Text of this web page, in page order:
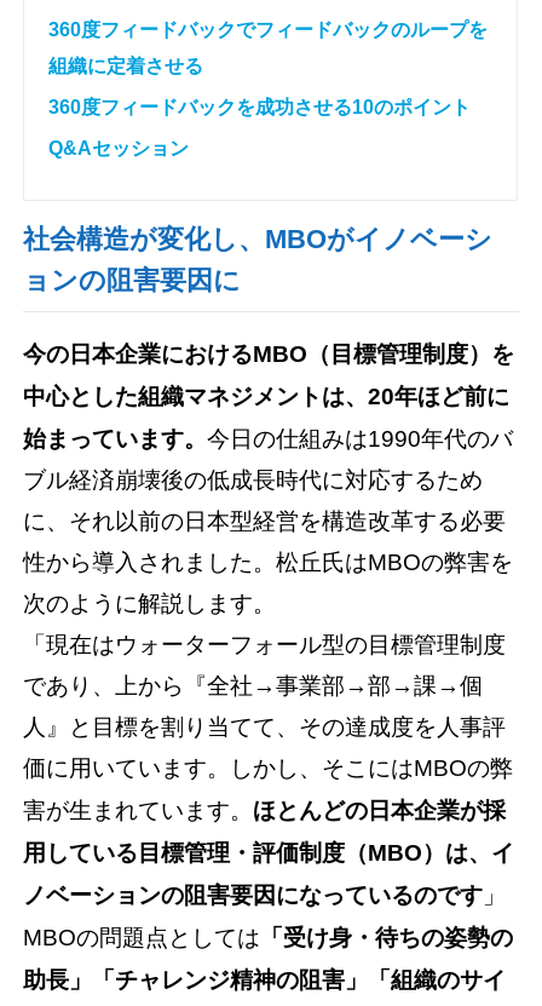
360度フィードバックでフィードバックのループを
組織に定着させる
360度フィードバックを成功させる10のポイント
Q&Aセッション
社会構造が変化し、MBOがイノベーシ
ョンの阻害要因に
今の日本企業におけるMBO（目標管理制度）を
中心とした組織マネジメントは、20年ほど前に
始まっています。今日の仕組みは1990年代のバ
ブル経済崩壊後の低成長時代に対応するため
に、それ以前の日本型経営を構造改革する必要
性から導入されました。松丘氏はMBOの弊害を
次のように解説します。
「現在はウォーターフォール型の目標管理制度
であり、上から『全社→事業部→部→課→個
人』と目標を割り当てて、その達成度を人事評
価に用いています。しかし、そこにはMBOの弊
害が生まれています。 ほとんどの日本企業が採
用している目標管理・評価制度（MBO）は、イ
ノベーションの阻害要因になっているのです 」
MBOの問題点としては 「受け身・待ちの姿勢の
助長」「チャレンジ精神の阻害」「組織のサイ